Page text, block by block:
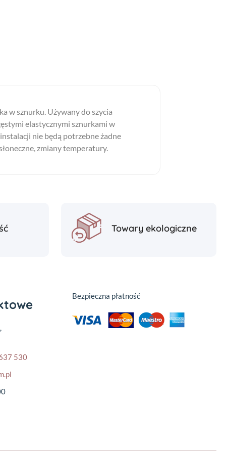
w sznurku. Używany do szycia
elastycznymi sznurkami w
nie będą potrzebne żadne
zmiany temperatury.
Towary ekologiczne
530
Bezpieczna płatność